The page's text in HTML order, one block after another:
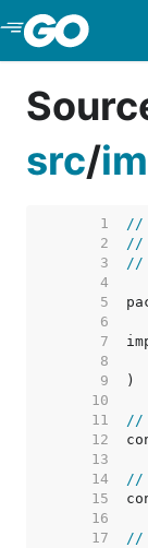
Skip to Main
src/
     1
//
     2
//
     3
//
     4
     5
     6
     7
     8
     9
    10
    11
//
    12
    13
    14
//
    15
    16
    17
//